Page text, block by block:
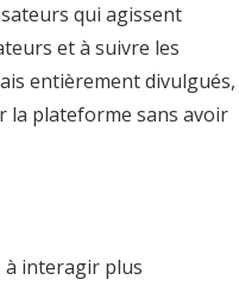
qui agissent
et à suivre les
entièrement divulgués,
la plateforme sans avoir
à interagir plus